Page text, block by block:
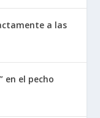
a las
en el pecho